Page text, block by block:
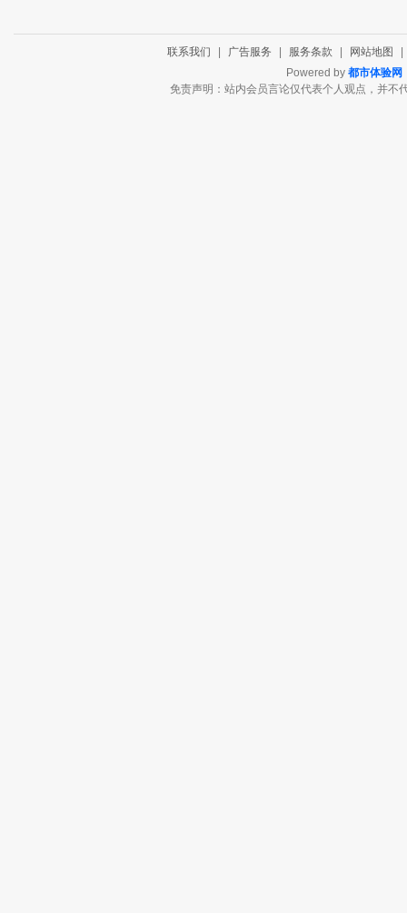
联系我们 广告服务 服务条款 网站地图
Powered by 都市体验网
免责声明：站内会员言论仅代表个人观点，并不